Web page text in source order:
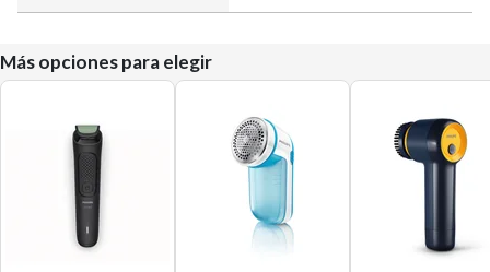
Más opciones para elegir